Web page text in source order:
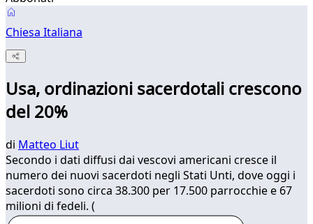
Chiesa Italiana
Usa, ordinazioni sacerdotali crescono
del 20%
di Matteo Liut
Secondo i dati diffusi dai vescovi americani cresce il
numero dei nuovi sacerdoti negli Stati Unti, dove oggi i
sacerdoti sono circa 38.300 per 17.500 parrocchie e 67
milioni di fedeli. (